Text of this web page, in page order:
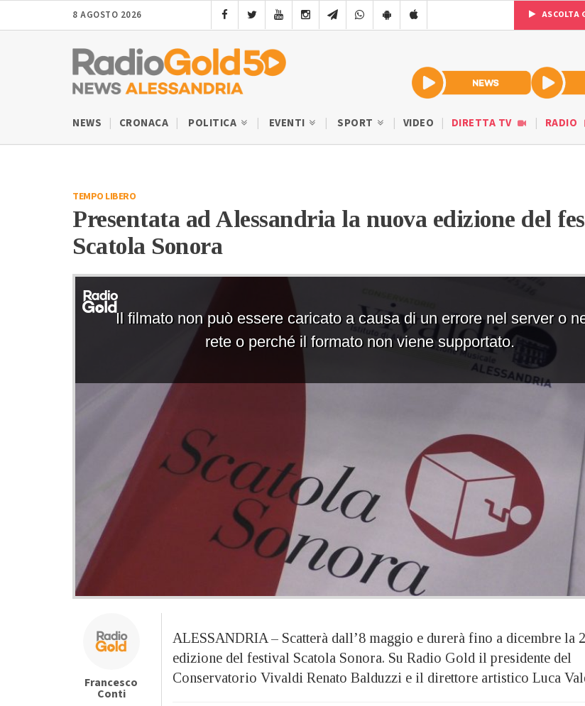
8 AGOSTO 2026 ASCOLTA
NEWS CRONACA POLITICA EVENTI SPORT VIDEO DIRETTA TV RADIO
TEMPO LIBERO
Presentata ad Alessandria la nuova edizione del
Scatola Sonora
Francesco
Conti
ALESSANDRIA – Scatterà dall’8 maggio e durerà fino a dicembre la
edizione del festival Scatola Sonora. Su Radio Gold il presidente del
Conservatorio Vivaldi Renato Balduzzi e il direttore artistico Luca